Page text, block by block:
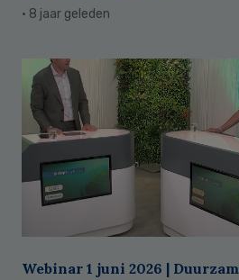
· 8 jaar geleden
Webinar 1 juni 2026 |